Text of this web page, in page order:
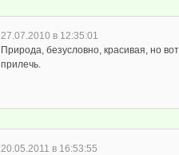
27.07.2010 в 12:35:01
Природа, безусловно, красивая, но
прилечь.
20.05.2011 в 16:53:55